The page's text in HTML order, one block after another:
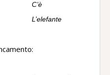
C’è
L’elefante